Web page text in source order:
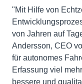
"Mit Hilfe von
von Jahren auf
Andersson, CEO
für autonomes
Erfassung viel
bessere und